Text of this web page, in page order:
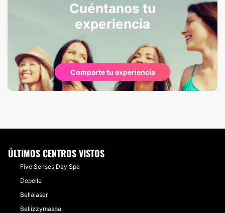
Cuéntanos tu
experiencia
Comparte tu experiencia
ÚLTIMOS CENTROS VISTOS
Five Senses Day Spa
Depelle
Bellalaser
Bellizzymaspa